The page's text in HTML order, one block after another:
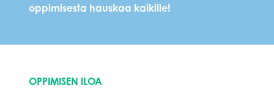
oppimisesta hauskaa kaikille!
OPPIMISEN ILOA